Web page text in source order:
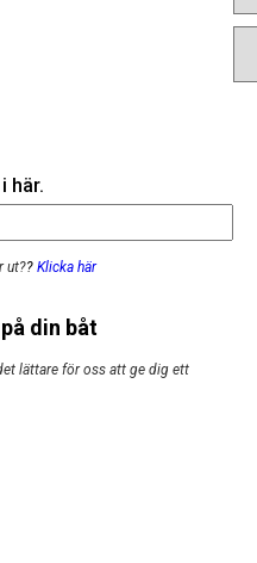
här.
ut?? Klicka här
din båt
lättare för oss att ge dig ett